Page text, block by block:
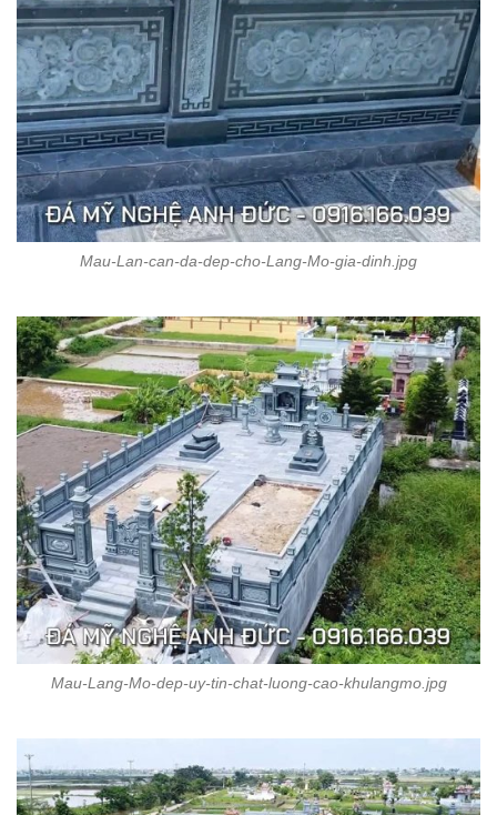
Mau-Lan-can-da-dep-cho-Lang-Mo-gia-dinh.jpg
Mau-Lang-Mo-dep-uy-tin-chat-luong-cao-khulangmo.jpg